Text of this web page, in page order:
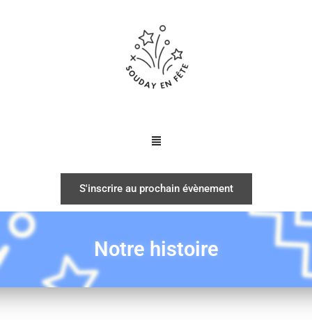
S'inscrire au prochain évènement
Notre histoire